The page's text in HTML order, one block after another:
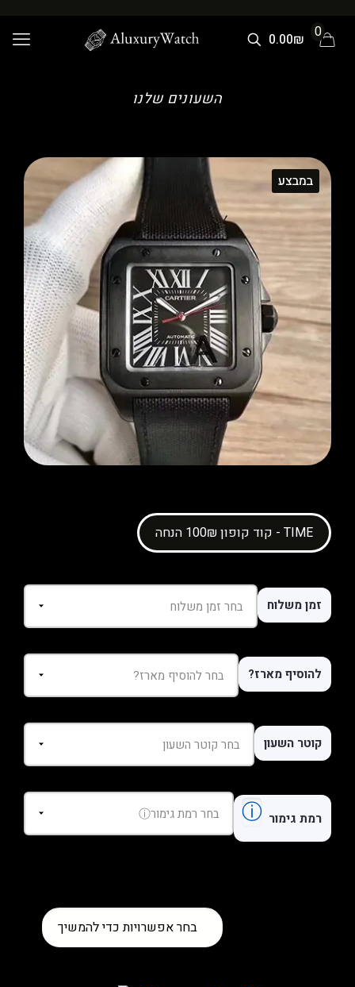
0
0.00₪
השעונים שלנו
במבצע
קוד קופון 100₪ הנחה - TIME
זמן משלוח
להוסיף מארז?
קוטר השעון
רמת גימור ⓘ
בחר אפשרויות כדי להמשיך